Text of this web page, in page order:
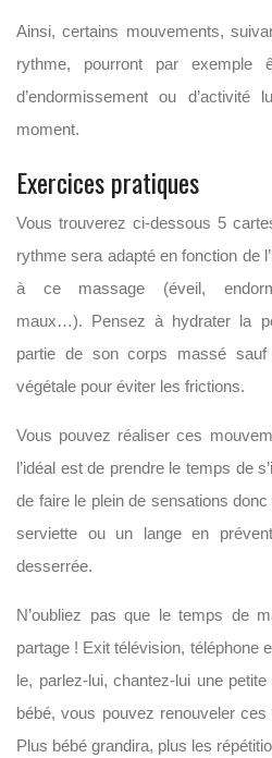
Ainsi, certains mouvements,
rythme, pourront par exemple
d’endormissement ou
moment.
Exercices pratiques
Vous trouverez ci-dessous 5
rythme sera adapté en fonction de
à ce massage (éveil,
maux…). Pensez à hydrater la
partie de son corps massé
végétale pour éviter les frictions.
Vous pouvez réaliser ces
l’idéal est de prendre le temps de
de faire le plein de sensations
serviette ou un lange en
desserrée.
N’oubliez pas que le temps de
partage ! Exit télévision, téléphone
le, parlez-lui, chantez-lui une
bébé, vous pouvez renouveler
Plus bébé grandira, plus les